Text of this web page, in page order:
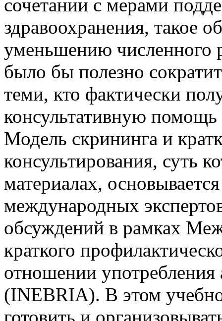
сочетании с мерами
здравоохранения, такое
уменьшению численного
было бы полезно
теми, кто фактически
консультативную помощь
Модель скрининга и
консультирования, суть
материалах,
международных
обсуждений в рамках
краткого
отношении употребления
(INEBRIA). В этом